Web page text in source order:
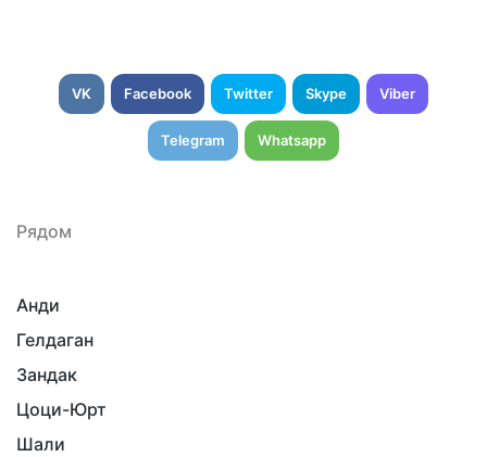
VK Facebook Twitter Skype Viber
Telegram Whatsapp
Рядом
Анди
Гелдаган
Зандак
Цоци-Юрт
Шали